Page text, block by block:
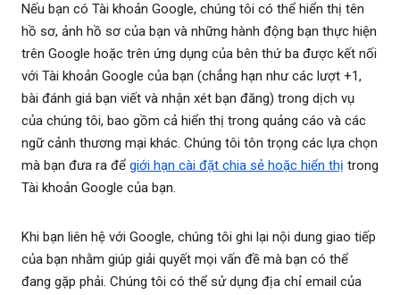
Nếu bạn có Tài khoản Google, chúng tôi có thể hiển thị tên
hồ sơ, ảnh hồ sơ của bạn và những hành động bạn thực hiện
trên Google hoặc trên ứng dụng của bên thứ ba được kết nối
với Tài khoản Google của bạn (chẳng hạn như các lượt +1,
bài đánh giá bạn viết và nhận xét bạn đăng) trong dịch vụ
của chúng tôi, bao gồm cả hiển thị trong quảng cáo và các
ngữ cảnh thương mại khác. Chúng tôi tôn trọng các lựa chọn
mà bạn đưa ra để giới hạn cài đặt chia sẻ hoặc hiển thị trong
Tài khoản Google của bạn.
Khi bạn liên hệ với Google, chúng tôi ghi lại nội dung giao tiếp
của bạn nhằm giúp giải quyết mọi vấn đề mà bạn có thể
đang gặp phải. Chúng tôi có thể sử dụng địa chỉ email của